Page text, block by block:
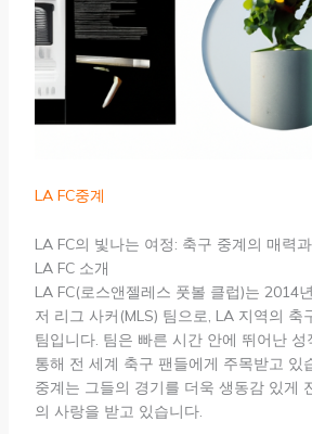
LA FC중계
LA FC의 빛나는 여정: 축구 중계의 매력
LA FC 소개
LA FC(로스앤젤레스 풋볼 클럽)는 2014
저 리그 사커(MLS) 팀으로, LA 지역의 축
팀입니다. 팀은 빠른 시간 안에 뛰어난
통해 전 세계 축구 팬들에게 주목받고 있
중계는 그들의 경기를 더욱 생동감 있게
의 사랑을 받고 있습니다.